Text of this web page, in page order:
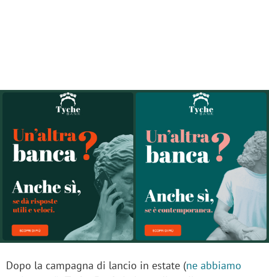
Dopo la campagna di lancio in estate (ne abbiamo